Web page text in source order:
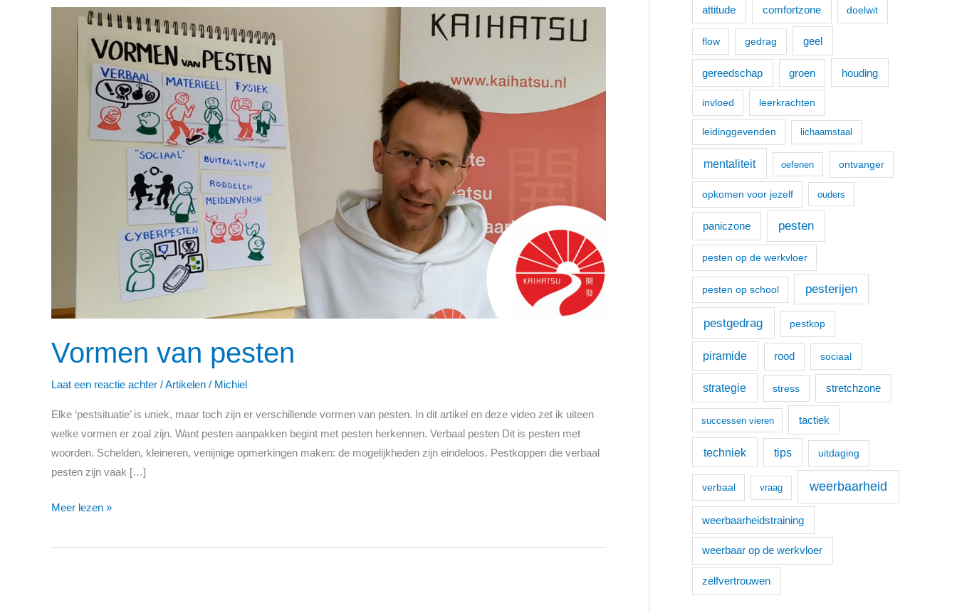
Vormen van pesten
Laat een reactie achter /Artikelen / Michiel
Elke ‘pestsituatie’ is uniek, maar toch zijn er verschillende vormen van pesten. In dit artikel en deze video zet ik uiteen
welke vormen er zoal zijn. Want pesten aanpakken begint met pesten herkennen. Verbaal pesten Dit is pesten met
woorden. Schelden, kleineren, venijnige opmerkingen maken: de mogelijkheden zijn eindeloos. Pestkoppen die verbaal
pesten zijn vaak […]
Vormen
Meer lezen »
r
attitude comfortzone doelwit
flow gedrag geel
gereedschap groen houding
invloed leerkrachten
leidinggevenden lichaamstaal
mentaliteit oefenen ontvanger
opkomen voor jezelf ouders
paniczone pesten
pesten op de werkvloer
pesten op school pesterijen
pestgedrag pestkop
piramide rood sociaal
strategie stress stretchzone
successen vieren tactiek
techniek tips uitdaging
verbaal vraag weerbaarheid
weerbaarheidstraining
weerbaar op de werkvloer
zelfvertrouwen